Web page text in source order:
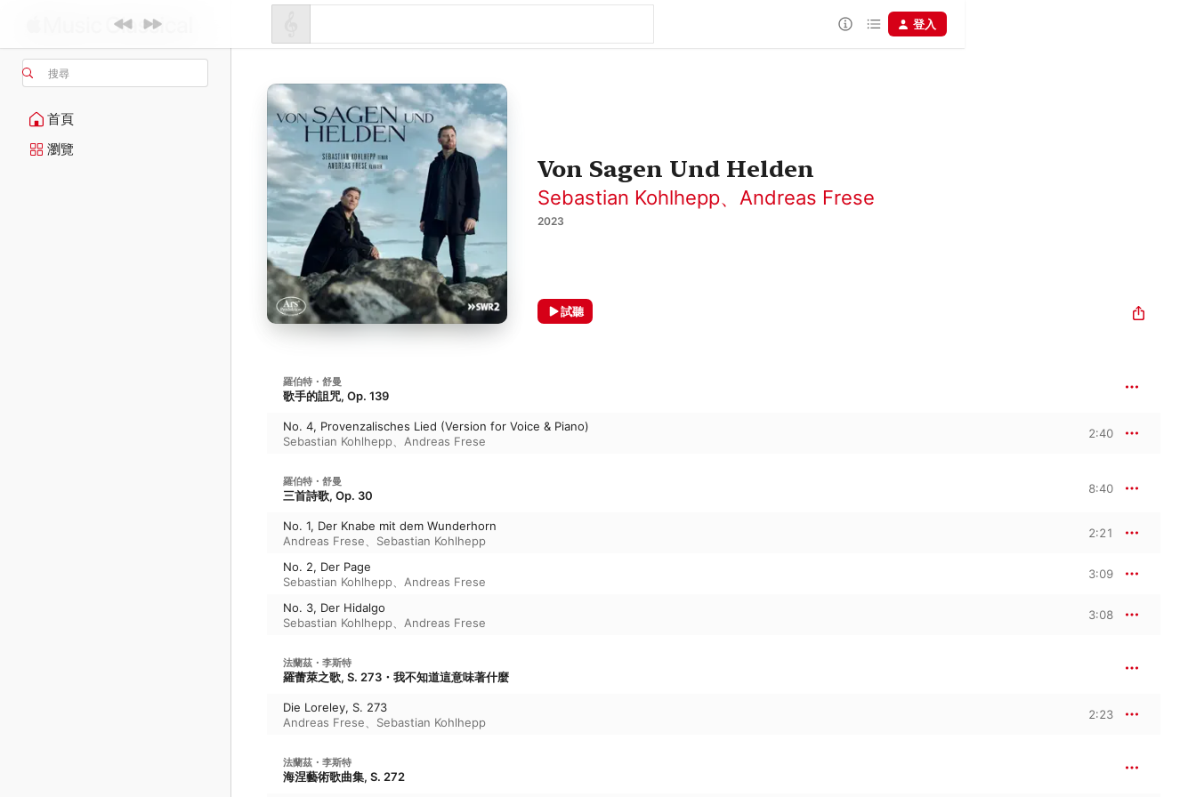
搜尋
首頁
瀏覽
登入
Von Sagen Und Helden
Sebastian Kohlhepp、 Andreas Frese
2023
試聽
羅伯特・舒曼
歌手的詛咒, Op. 139
No. 4, Provenzalisches Lied (Version for Voice & Piano)
Sebastian Kohlhepp
Andreas Frese
2:40
羅伯特・舒曼
三首詩歌, Op. 30 8:40
No. 1, Der Knabe mit dem Wunderhorn
Andreas Frese
Sebastian Kohlhepp
2:21
No. 2, Der Page
Sebastian Kohlhepp
Andreas Frese
3:09
No. 3, Der Hidalgo
Sebastian Kohlhepp
Andreas Frese
3:08
法蘭茲・李斯特
羅蕾萊之歌, S. 273・我不知道這意味著什麼
Die Loreley, S. 273
Andreas Frese
Sebastian Kohlhepp
2:23
法蘭茲・李斯特
海涅藝術歌曲集, S. 272